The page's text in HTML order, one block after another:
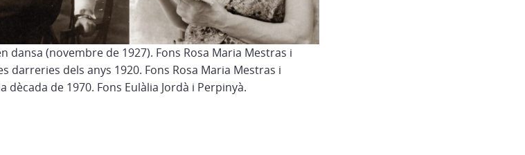
dansa (novembre de 1927). Fons Rosa Maria Mestras i
darreries dels anys 1920. Fons Rosa Maria Mestras i
de 1970. Fons Eulàlia Jordà i Perpinyà.